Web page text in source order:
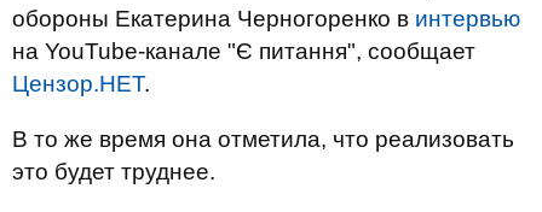
обороны Екатерина Черногоренко в интервью
на YouTube-канале "Є питання", сообщает
Цензор.НЕТ.
В то же время она отметила, что реализовать
это будет труднее.